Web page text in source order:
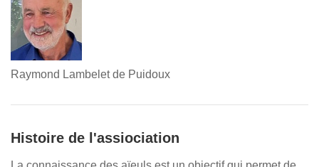
Raymond Lambelet de Puidoux
Histoire de l'assiociation